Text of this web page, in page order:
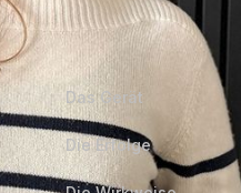
Das Gerät
Die Erfolge